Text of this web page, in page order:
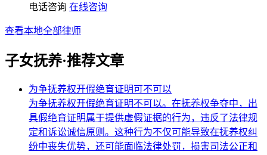
电话咨询 在线咨询
查看本地全部律师
子女抚养·推荐文章
为争抚养权开假绝育证明可不可以
为争抚养权开假绝育证明不可以。在抚养权争夺中，出
具假绝育证明属于提供虚假证据的行为，违反了法律规
定和诉讼诚信原则。这种行为不仅可能导致在抚养权纠
纷中丧失优势，还可能面临法律处罚，损害司法公正和